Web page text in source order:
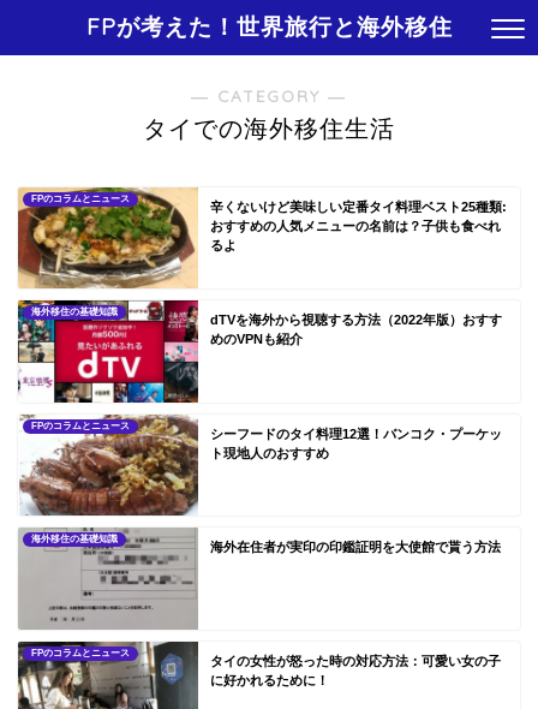
FPが考えた！世界旅行と海外移住
― CATEGORY ―
タイでの海外移住生活
FPのコラムとニュース
辛くないけど美味しい定番タイ料理ベスト25種類:
おすすめの人気メニューの名前は？子供も食べれ
るよ
海外移住の基礎知識
dTVを海外から視聴する方法（2022年版）おすす
めのVPNも紹介
FPのコラムとニュース
シーフードのタイ料理12選！バンコク・プーケッ
ト現地人のおすすめ
海外移住の基礎知識
海外在住者が実印の印鑑証明を大使館で貰う方法
FPのコラムとニュース
タイの女性が怒った時の対応方法：可愛い女の子
に好かれるために！